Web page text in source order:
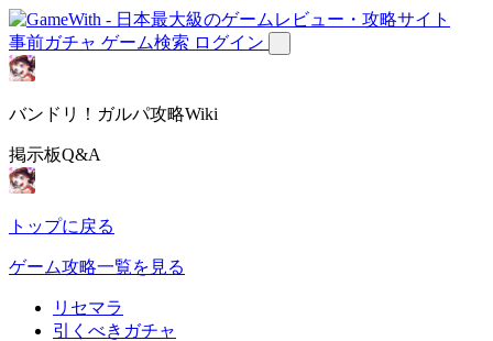
事前ガチャ ゲーム検索 ログイン
バンドリ！ガルパ攻略Wiki
掲示板Q&A
トップに戻る
ゲーム攻略一覧を見る
リセマラ
引くべきガチャ